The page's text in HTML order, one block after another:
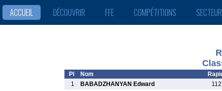
ACCUEIL DÉCOUVRIR FFE COMPÉTITIONS
Pl Nom
1
BABADZHANYAN Edward